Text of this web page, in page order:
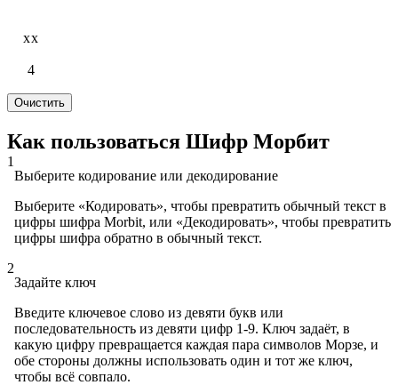
xx
4
Очистить
Как пользоваться Шифр Морбит
1
Выберите кодирование или декодирование
Выберите «Кодировать», чтобы превратить обычный текст в
цифры шифра Morbit, или «Декодировать», чтобы превратить
цифры шифра обратно в обычный текст.
2
Задайте ключ
Введите ключевое слово из девяти букв или
последовательность из девяти цифр 1-9. Ключ задаёт, в
какую цифру превращается каждая пара символов Морзе, и
обе стороны должны использовать один и тот же ключ,
чтобы всё совпало.